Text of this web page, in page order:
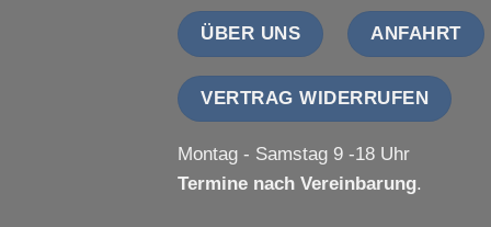
ÜBER UNS ANFAHRT
VERTRAG WIDERRUFEN
Montag - Samstag 9 -18 Uhr
Termine nach Vereinbarung.